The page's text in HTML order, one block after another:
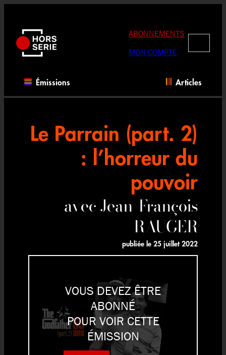
contenu
ABONNEMENTS
MON COMPTE
Émissions Articles
Le Parrain (part. 2)
: l’horreur du
pouvoir
avec Jean-François
RAUGER
publiée le 25 juillet 2022
VOUS DEVEZ ÊTRE
ABONNÉ
POUR VOIR CETTE
ÉMISSION